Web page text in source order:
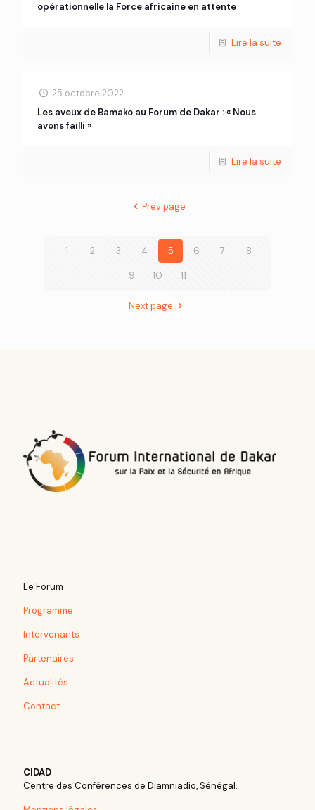
opérationnelle la Force africaine en attente
Lire la suite
25 octobre 2022
Les aveux de Bamako au Forum de Dakar : « Nous
avons failli »
Lire la suite
Prev page
1 2 3 4 5 6 7 8
9 10 11
Next page
Le Forum
Programme
Intervenants
Partenaires
Actualités
Contact
CIDAD
Centre des Conférences de Diamniadio, Sénégal.